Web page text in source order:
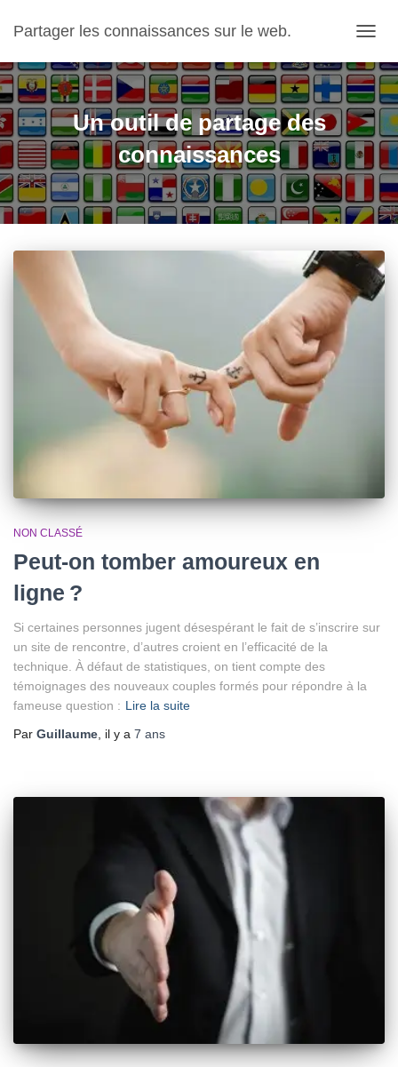
Partager les connaissances sur le web.
Un outil de partage des
connaissances
NON CLASSÉ
Peut-on tomber amoureux en
ligne ?
Si certaines personnes jugent désespérant le fait de s’inscrire sur
un site de rencontre, d’autres croient en l’efficacité de la
technique. À défaut de statistiques, on tient compte des
témoignages des nouveaux couples formés pour répondre à la
fameuse question : Lire la suite
Par Guillaume , il y a 7 ans